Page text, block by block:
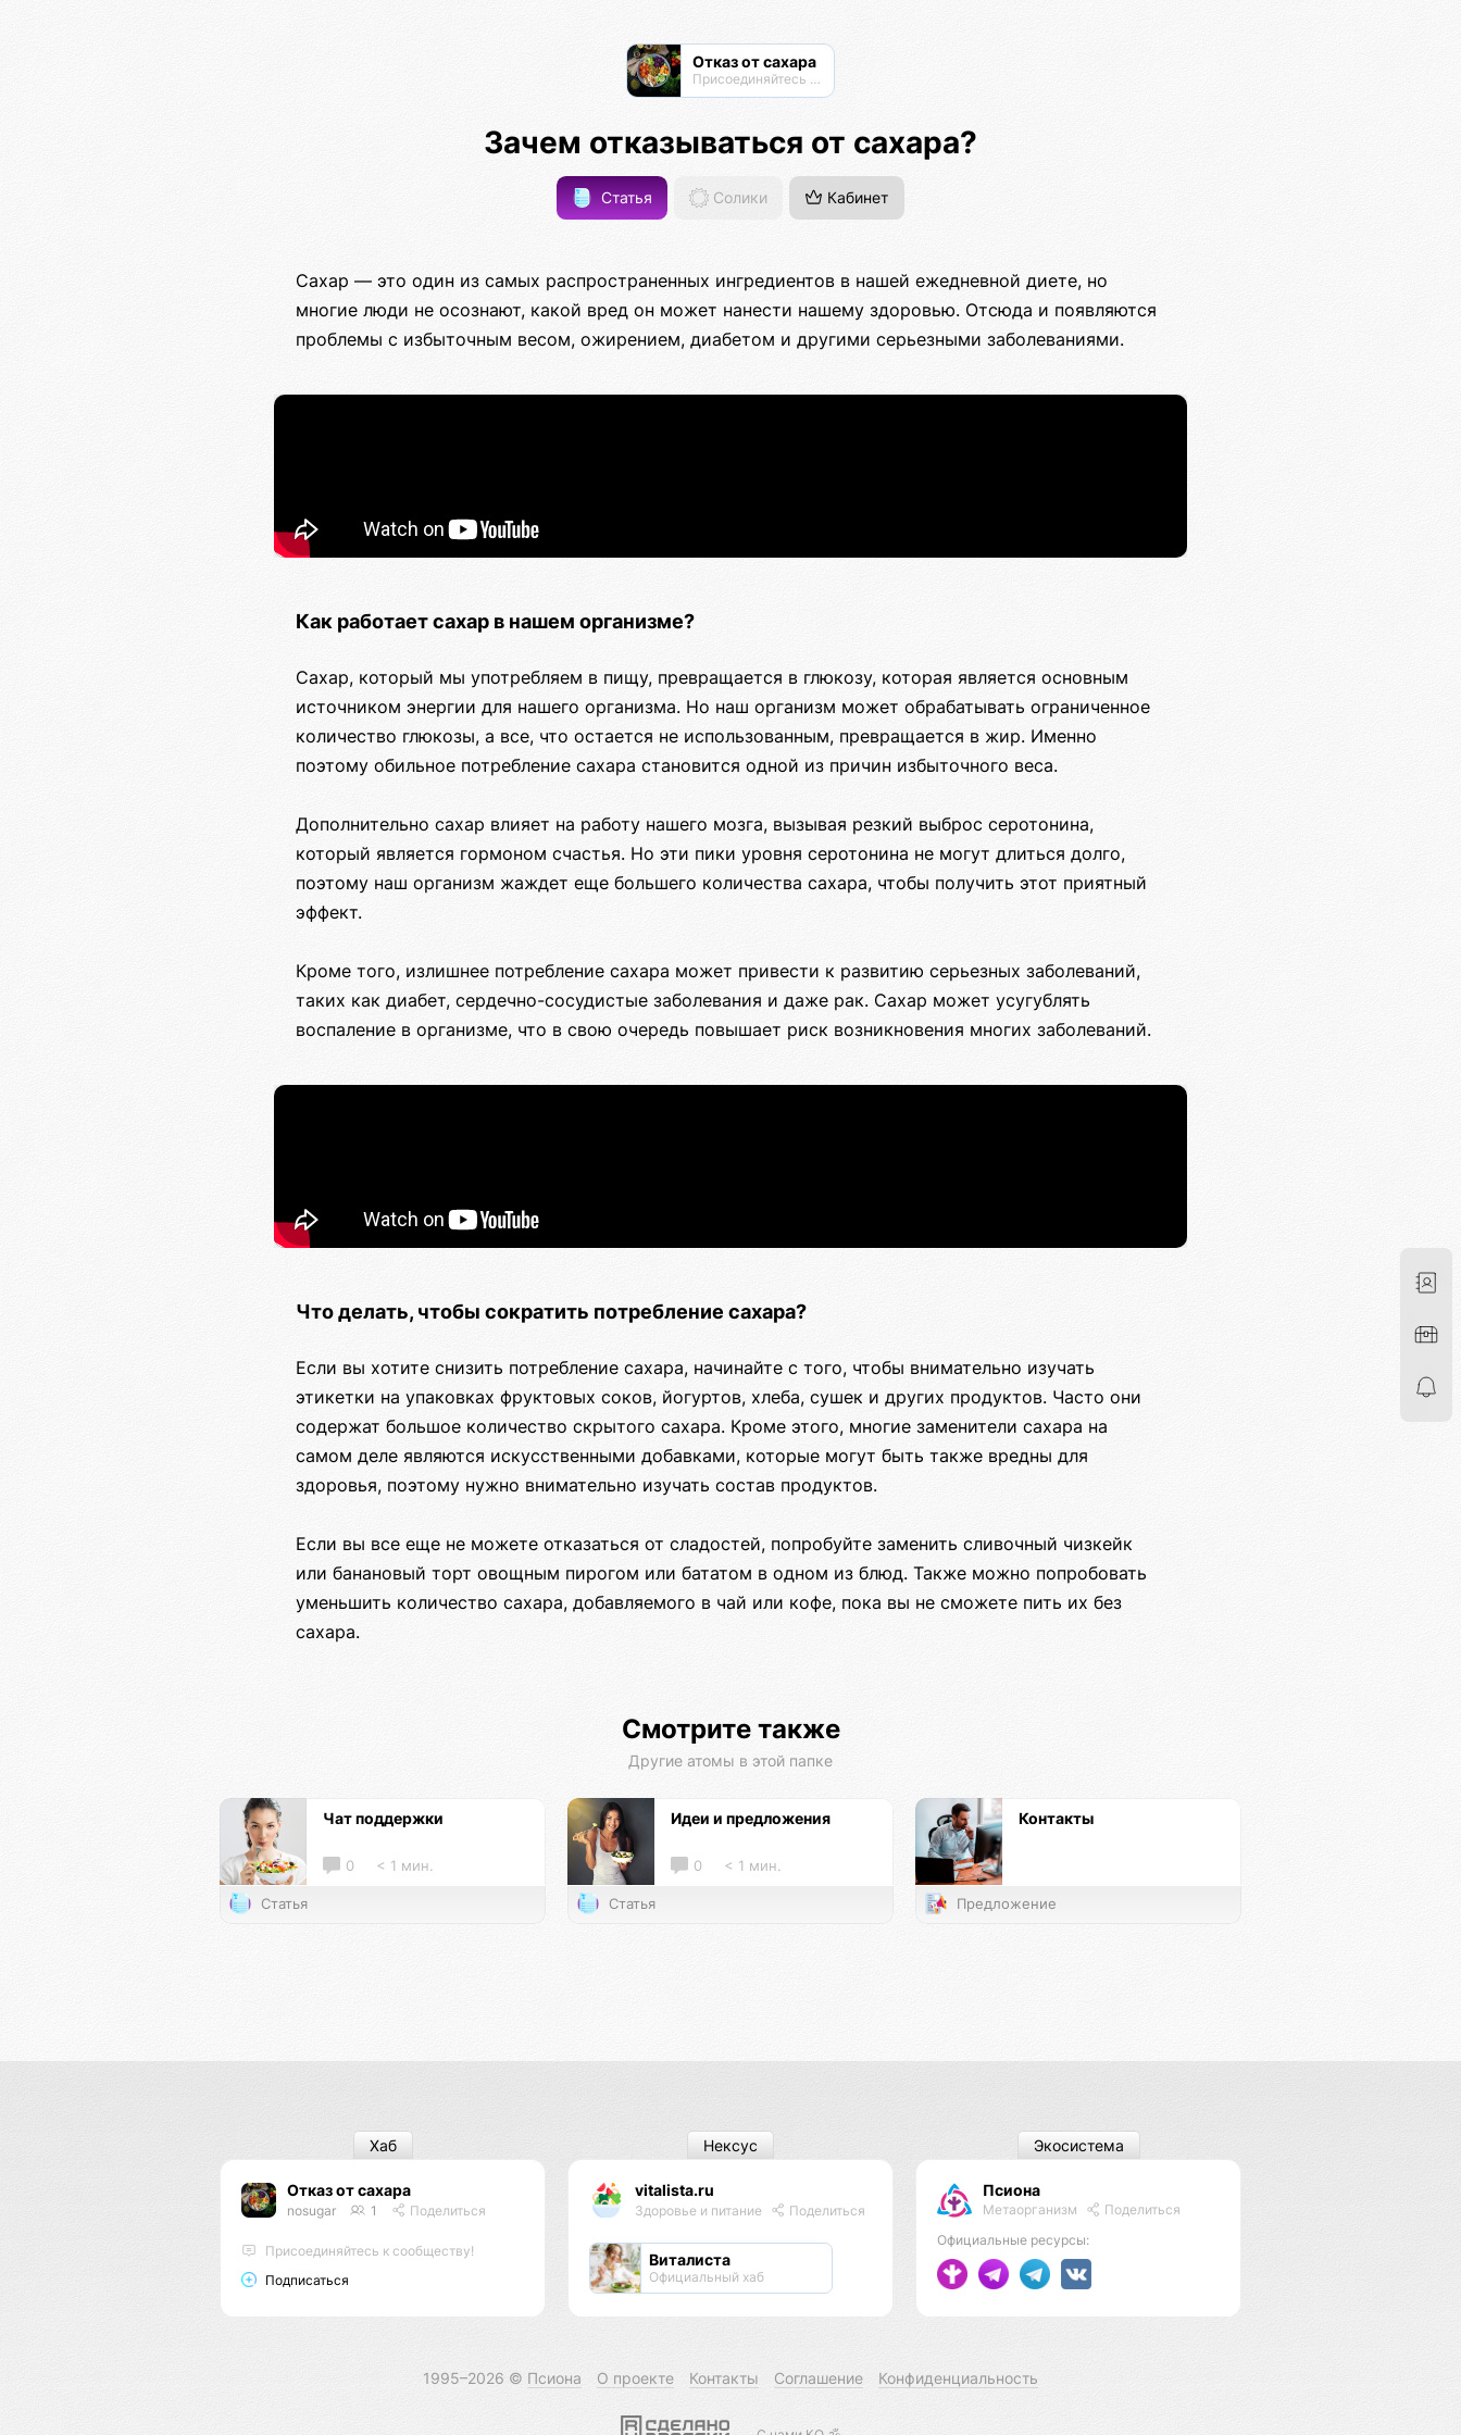
Отказ от сахара
Присоединяйтесь к сообществу!
Зачем отказываться от сахара?
Статья Солики Кабинет
Сахар — это один из самых распространенных ингредиентов в нашей ежедневной диете, но
многие люди не осознают, какой вред он может нанести нашему здоровью. Отсюда и появляются
проблемы с избыточным весом, ожирением, диабетом и другими серьезными заболеваниями.
Как работает сахар в нашем организме?
Сахар, который мы употребляем в пищу, превращается в глюкозу, которая является основным
источником энергии для нашего организма. Но наш организм может обрабатывать ограниченное
количество глюкозы, а все, что остается не использованным, превращается в жир. Именно
поэтому обильное потребление сахара становится одной из причин избыточного веса.
Дополнительно сахар влияет на работу нашего мозга, вызывая резкий выброс серотонина,
который является гормоном счастья. Но эти пики уровня серотонина не могут длиться долго,
поэтому наш организм жаждет еще большего количества сахара, чтобы получить этот приятный
эффект.
Кроме того, излишнее потребление сахара может привести к развитию серьезных заболеваний,
таких как диабет, сердечно-сосудистые заболевания и даже рак. Сахар может усугублять
воспаление в организме, что в свою очередь повышает риск возникновения многих заболеваний.
Что делать, чтобы сократить потребление сахара?
Если вы хотите снизить потребление сахара, начинайте с того, чтобы внимательно изучать
этикетки на упаковках фруктовых соков, йогуртов, хлеба, сушек и других продуктов. Часто они
содержат большое количество скрытого сахара. Кроме этого, многие заменители сахара на
самом деле являются искусственными добавками, которые могут быть также вредны для
здоровья, поэтому нужно внимательно изучать состав продуктов.
Если вы все еще не можете отказаться от сладостей, попробуйте заменить сливочный чизкейк
или банановый торт овощным пирогом или бататом в одном из блюд. Также можно попробовать
уменьшить количество сахара, добавляемого в чай или кофе, пока вы не сможете пить их без
сахара.
Смотрите также
Другие атомы в этой папке
Чат поддержки
0 < 1 мин.
Статья
Идеи и предложения
0 < 1 мин.
Статья
Контакты
Предложение
Отказ от сахара
nosugar 1 Поделиться
Присоединяйтесь к сообществу!
Подписаться
Хаб
vitalista.ru
Здоровье и питание Поделиться
Виталиста
Официальный хаб
Нексус
Псиона
Метаорганизм
Поделиться
Официальные ресурсы:
Экосистема
1995–2026 © Псиона О проекте Контакты Соглашение Конфиденциальность